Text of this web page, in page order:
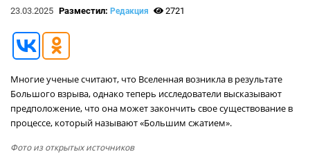
23.03.2025 Разместил: Редакция 2721
Многие ученые считают, что Вселенная возникла в результате
Большого взрыва, однако теперь исследователи высказывают
предположение, что она может закончить свое существование в
процессе, который называют «Большим сжатием».
Фото из открытых источников